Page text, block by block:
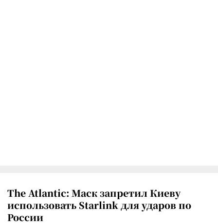
The Atlantic: Маск запретил Киеву
использовать Starlink для ударов по
России